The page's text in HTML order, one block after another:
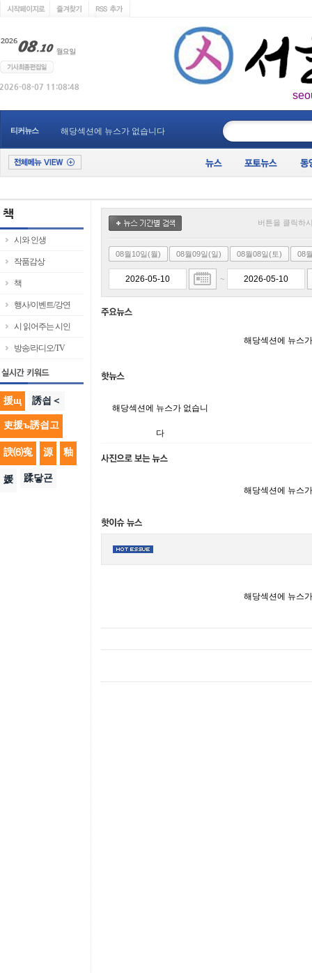
티커뉴스 해당섹션에 뉴스가 없습니다
시와 인생
작품감상
책
행사/이벤트/강연
시 읽어주는 시인
방송/라디오/TV
援щ 誘쇱＜
吏援ъ誘쇱고
諛⑹寃 源 釉
媛 蹂닿굔
버튼을 클릭하
08월10일(월) 08월09일(일) 08월08일(토) 08
~
해당섹션에 뉴스
해당섹션에 뉴스가 없습니
다
해당섹션에 뉴스
해당섹션에 뉴스